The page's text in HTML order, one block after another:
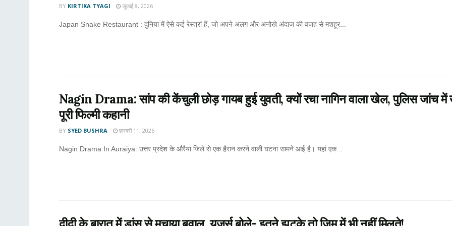
BY KIRTIKA TYAGI जुलाई 8, 2026
Japan Snake Restaurant : दुनिया में ऐसे कई रेस्त्रां हैं, जो अपने अलग और अनोखे अंदाज की वजह से मशहूर...
Nagin Drama: सांप की केंचुली छोड़ गायब हुई युवती, क्यों रचा नागिन वाला खेल, पुलिस जांच में
पूरी फिल्मी कहानी
BY SYED BUSHRA फ़रवरी 11, 2026
Nagin Drama In Auraiya: उत्तर प्रदेश के औरैया जिले से एक हैरान करने वाली घटना सामने आई है। यहां एक...